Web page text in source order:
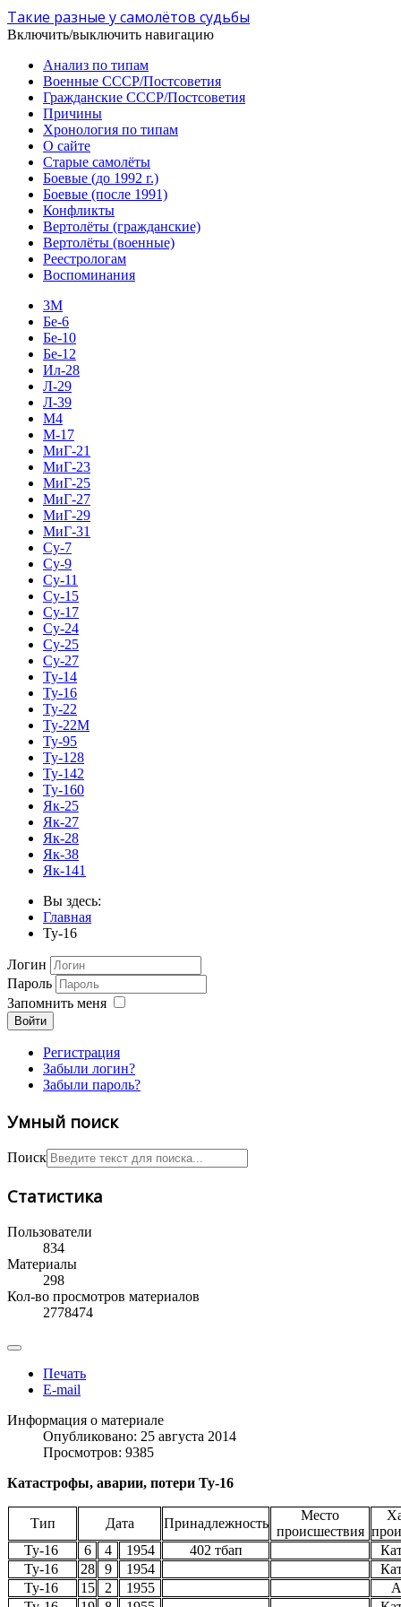
Такие разные у самолётов судьбы
Включить/выключить навигацию
Анализ по типам
Военные СССР/Постсоветия
Гражданские СССР/Постсоветия
Причины
Хронология по типам
О сайте
Старые самолёты
Боевые (до 1992 г.)
Боевые (после 1991)
Конфликты
Вертолёты (гражданские)
Вертолёты (военные)
Реестрологам
Воспоминания
3М
Бе-6
Бе-10
Бе-12
Ил-28
Л-29
Л-39
М4
М-17
МиГ-21
МиГ-23
МиГ-25
МиГ-27
МиГ-29
МиГ-31
Су-7
Су-9
Су-11
Су-15
Су-17
Су-24
Су-25
Су-27
Ту-14
Ту-16
Ту-22
Ту-22М
Ту-95
Ту-128
Ту-142
Ту-160
Як-25
Як-27
Як-28
Як-38
Як-141
Вы здесь:
Главная
Ту-16
Логин
Пароль
Запомнить меня
Войти
Регистрация
Забыли логин?
Забыли пароль?
Умный поиск
Поиск
Статистика
Пользователи
834
Материалы
298
Кол-во просмотров материалов
2778474
Печать
E-mail
Информация о материале
Опубликовано: 25 августа 2014
Просмотров: 9385
Катастрофы, аварии, потери Ту-16
Тип Дата Принадлежность
Место
происшествия
Ту-16
6 4 1954 402 тбап
Ту-16
28 9 1954
Ту-16
15 2 1955